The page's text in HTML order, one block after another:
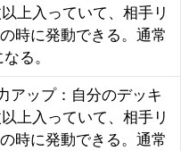
上入っていて、相手リ
時に発動できる。通常
る。
アップ：自分のデッキ
上入っていて、相手リ
時に発動できる。通常